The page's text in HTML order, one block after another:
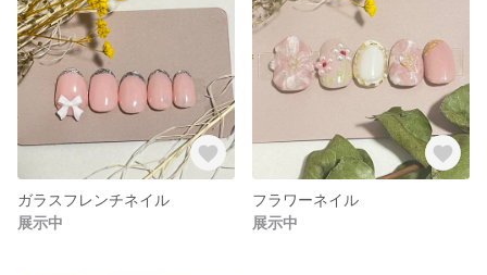
ガラスフレンチネイル
展示中
フラワーネイル
展示中